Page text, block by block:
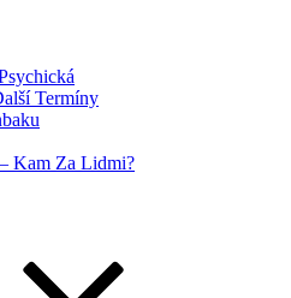
Termíny
Kam Za Lidmi?